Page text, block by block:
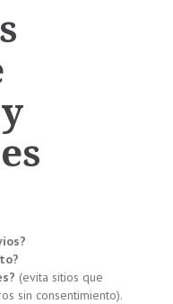
(evita sitios que
sin consentimiento).